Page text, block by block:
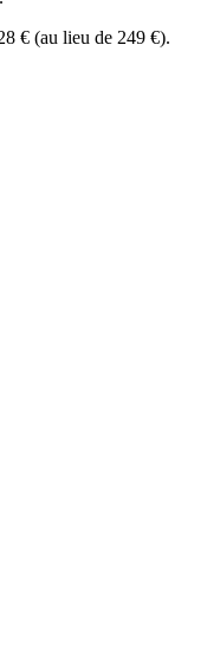
€ (au lieu de 249 €).